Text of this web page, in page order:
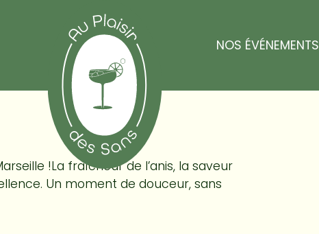
NOS ÉVÉNEMENTS
!La fraîcheur de l’anis, la saveur
Un moment de douceur, sans